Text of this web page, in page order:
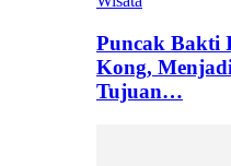
Puncak Bakti
Kong,
Tujuan…